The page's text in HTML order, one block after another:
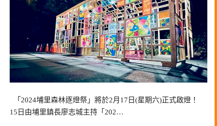
「2024埔里森林逐燈祭」將於2月17日(星期六)正式啟燈！
15日由埔里鎮長廖志城主持「202…